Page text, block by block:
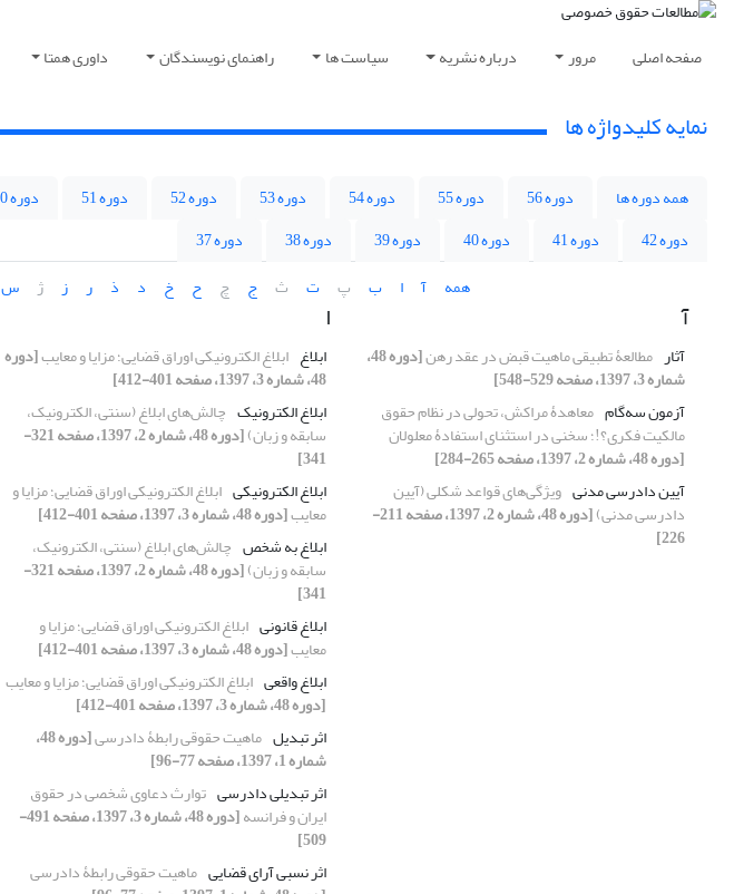
صفحه اصلی مرور درباره نشریه سیاست ها راهنمای نویسندگان داوری همتا
نمایه کلیدواژه ها
همه دوره ها دوره 56 دوره 55 دوره 54 دوره 53 دوره 52 دوره 51 دوره 50
دوره 42
دوره 41 دوره 40 دوره 39 دوره 38
دوره 37
همه
آ ا ب پ ت ث ج چ ح خ د ذ ر ز ژ س
آ
آثار مطالعۀ تطبیقی ماهیت قبض در عقد رهن [دوره 48،
شماره 3، 1397، صفحه 529-548]
آزمون سه‌گام معاهدۀ مراکش، تحولی در نظام حقوق
مالکیت فکری؟!؛ سخنی در استثنای استفادۀ معلولان
[دوره 48، شماره 2، 1397، صفحه 265-284]
آیین دادرسی مدنی ویژگی‌های قواعد شکلی (آیین
دادرسی مدنی) [دوره 48، شماره 2، 1397، صفحه 211-
226]
ا
ابلاغ ابلاغ الکترونیکی اوراق قضایی؛ مزایا و معایب[دوره
48، شماره 3، 1397، صفحه 401-412]
ابلاغ الکترونیک چالش‌های ابلاغ (سنتی، الکترونیک،
سابقه و زبان) [دوره 48، شماره 2، 1397، صفحه 321-
341]
ابلاغ الکترونیکی ابلاغ الکترونیکی اوراق قضایی؛ مزایا و
معایب[دوره 48، شماره 3، 1397، صفحه 401-412]
ابلاغ به شخص چالش‌های ابلاغ (سنتی، الکترونیک،
سابقه و زبان) [دوره 48، شماره 2، 1397، صفحه 321-
341]
ابلاغ قانونی ابلاغ الکترونیکی اوراق قضایی؛ مزایا و
معایب[دوره 48، شماره 3، 1397، صفحه 401-412]
ابلاغ واقعی ابلاغ الکترونیکی اوراق قضایی؛ مزایا و معایب
[دوره 48، شماره 3، 1397، صفحه 401-412]
اثر تبدیل ماهیت حقوقی رابطۀ دادرسی [دوره 48،
شماره 1، 1397، صفحه 77-96]
اثر تبدیلی دادرسی توارث دعاوی شخصی در حقوق
ایران و فرانسه [دوره 48، شماره 3، 1397، صفحه 491-
509]
اثر نسبی آرای قضایی ماهیت حقوقی رابطۀ دادرسی